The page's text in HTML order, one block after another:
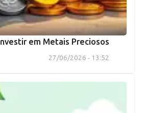
em Metais Preciosos
27/06/2026 - 13:52